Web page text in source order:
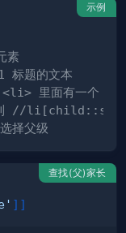
示例
素
标题的文本
里面有一个
//
择父级
查找(父)家长
] ]